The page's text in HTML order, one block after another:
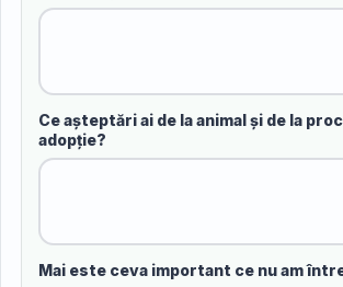
Ce așteptări ai de la animal și de la
adopție?
Mai este ceva important ce nu am